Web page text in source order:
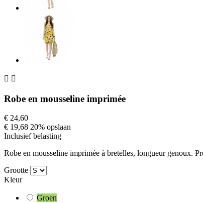
 
Robe en mousseline imprimée
€ 24,60
€ 19,68 20% opslaan
Inclusief belasting
Robe en mousseline imprimée à bretelles, longueur genoux.
Grootte
Kleur
Groen